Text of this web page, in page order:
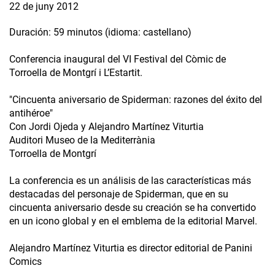
22 de juny 2012
Duración: 59 minutos (idioma: castellano)
Conferencia inaugural del VI Festival del Còmic de
Torroella de Montgrí i L’Estartit.
"Cincuenta aniversario de Spiderman: razones del éxito del
antihéroe"
Con Jordi Ojeda y Alejandro Martínez Viturtia
Auditori Museo de la Mediterrània
Torroella de Montgrí
La conferencia es un análisis de las características más
destacadas del personaje de Spiderman, que en su
cincuenta aniversario desde su creación se ha convertido
en un icono global y en el emblema de la editorial Marvel.
Alejandro Martínez Viturtia es director editorial de Panini
Comics